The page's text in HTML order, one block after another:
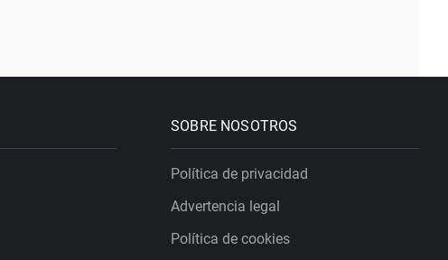
SOBRE NOSOTROS
Política de privacidad
Advertencia legal
Política de cookies